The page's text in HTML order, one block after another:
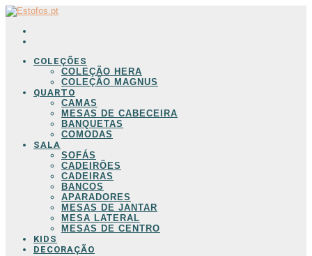
COLEÇÕES
COLEÇÃO HERA
COLEÇÃO MAGNUS
QUARTO
CAMAS
MESAS DE CABECEIRA
BANQUETAS
COMODAS
SALA
SOFÁS
CADEIRÕES
CADEIRAS
BANCOS
APARADORES
MESAS DE JANTAR
MESA LATERAL
MESAS DE CENTRO
KIDS
DECORAÇÃO